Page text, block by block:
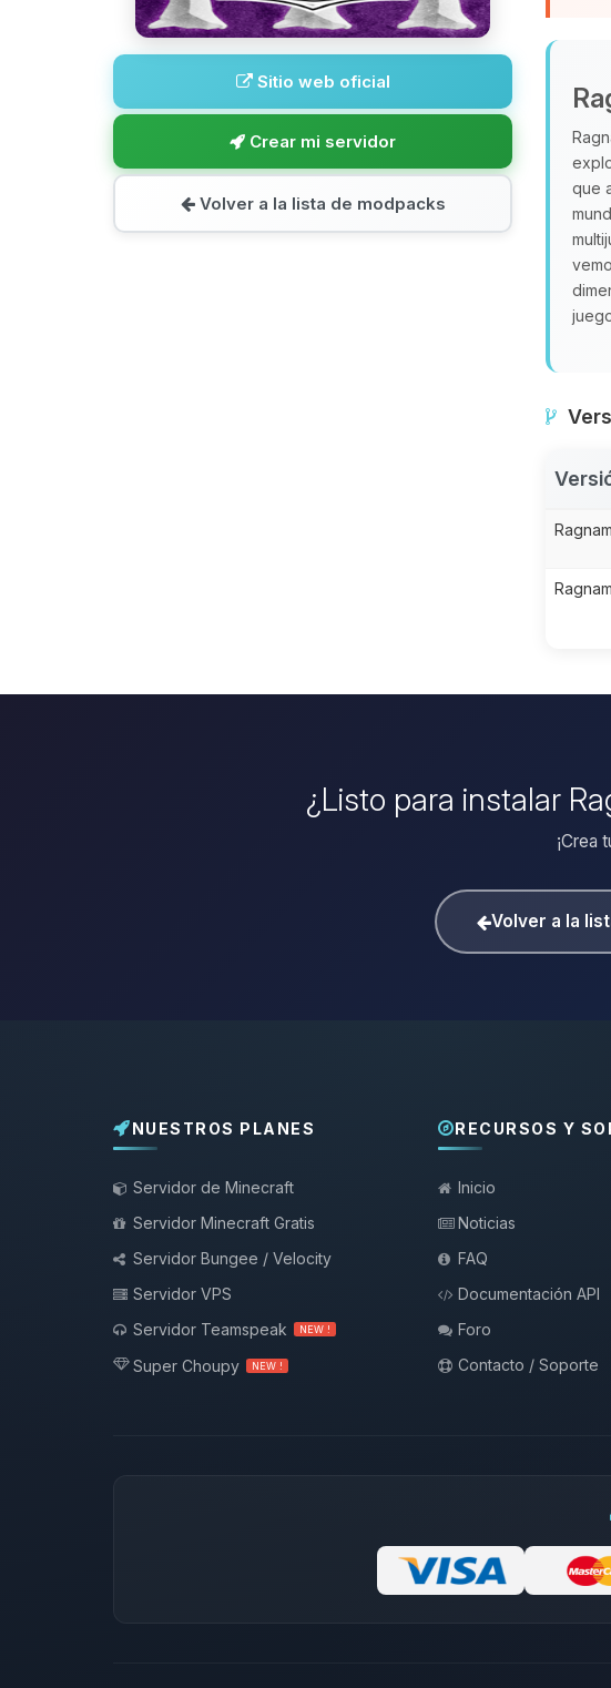
Sitio web oficial
Crear mi servidor
Volver a la lista de modpacks
que
¿Listo para instalar
¡Crea
Volver a la
NUESTROS PLANES
Servidor de Minecraft
Servidor Minecraft Gratis
Servidor Bungee / Velocity
Servidor VPS
Servidor Teamspeak
NEW !
Super Choupy NEW !
RECURSOS Y
Inicio
Noticias
FAQ
Documentación API
Foro
Contacto / Soporte